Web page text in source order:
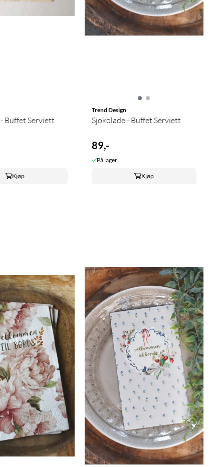
Gamlinger - Buffet Serviett
Kjøp
Trend Design
Sjokolade - Buffet Serviett
89,-
På lager
Kjøp